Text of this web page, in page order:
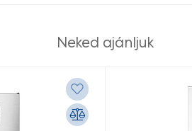
Neked ajánljuk